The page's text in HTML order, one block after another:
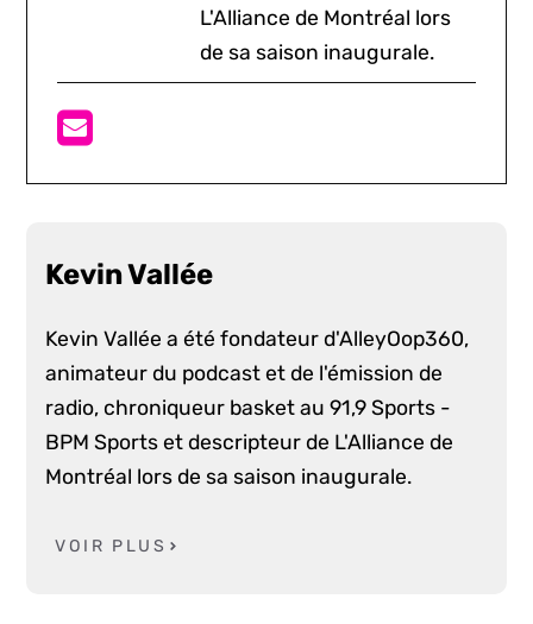
L'Alliance de Montréal lors
de sa saison inaugurale.
Kevin Vallée
Kevin Vallée a été fondateur d'AlleyOop360,
animateur du podcast et de l'émission de
radio, chroniqueur basket au 91,9 Sports -
BPM Sports et descripteur de L'Alliance de
Montréal lors de sa saison inaugurale.
VOIR PLUS